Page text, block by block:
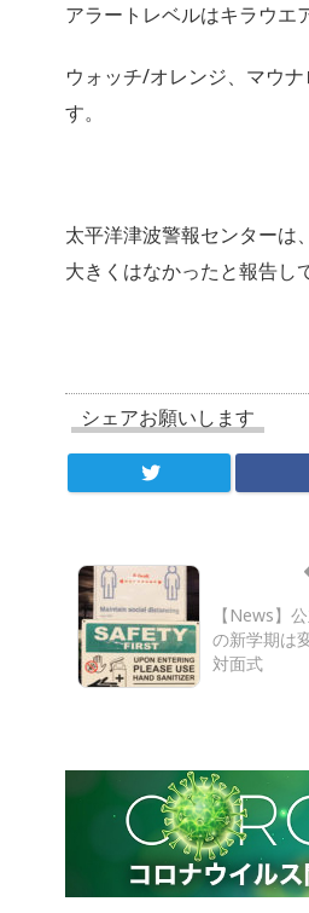
アラートレベルはキラウエ
ウォッチ/オレンジ、マウ
す。
太平洋津波警報センターは
大きくはなかったと報告し
シェアお願いします
【News】
の新学期は
対面式